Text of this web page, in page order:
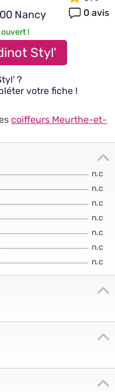
Nancy
0 avis
!
Styl'
?
votre fiche !
coiffeurs Meurthe-et-
n.c
n.c
n.c
n.c
n.c
n.c
n.c